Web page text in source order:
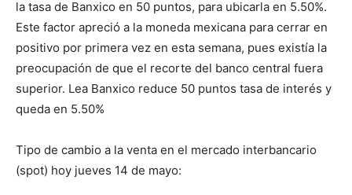
la tasa de Banxico en 50 puntos, para ubicarla en 5.50%.
Este factor apreció a la moneda mexicana para cerrar en
positivo por primera vez en esta semana, pues existía la
preocupación de que el recorte del banco central fuera
superior. Lea Banxico reduce 50 puntos tasa de interés y
queda en 5.50%
Tipo de cambio a la venta en el mercado interbancario
(spot) hoy jueves 14 de mayo: